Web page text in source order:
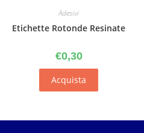
Adesivi
Etichette Rotonde Resinate
€0,30
Acquista